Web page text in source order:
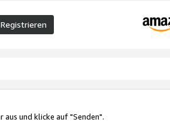
Registrieren
aus und klicke auf "Senden".